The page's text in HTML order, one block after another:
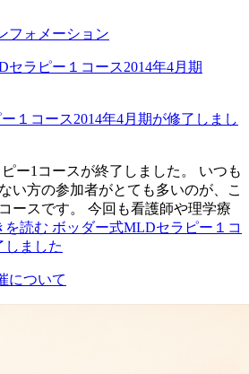
フォメーション
１コース2014年4月期が修了しまし
ー1コースが終了しました。 いつも
い方の参加者がとても多いのが、こ
ースです。 今回も看護師や理学療
を読む ボッダー式MLDセラピー１コ
しました
について